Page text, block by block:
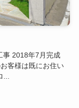
事 2018年7月完成
客様は既にお住い
...